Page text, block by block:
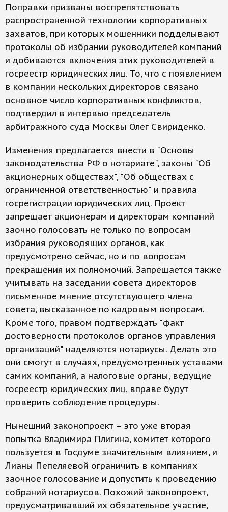
Поправки призваны воспрепятствовать
распространенной технологии корпоративных
захватов, при которых мошенники подделывают
протоколы об избрании руководителей компаний
и добиваются включения этих руководителей в
госреестр юридических лиц. То, что с появлением
в компании нескольких директоров связано
основное число корпоративных конфликтов,
подтвердил в интервью председатель
арбитражного суда Москвы Олег Свириденко.
Изменения предлагается внести в "Основы
законодательства РФ о нотариате", законы "Об
акционерных обществах", "Об обществах с
ограниченной ответственностью" и правила
госрегистрации юридических лиц. Проект
запрещает акционерам и директорам компаний
заочно голосовать не только по вопросам
избрания руководящих органов, как
предусмотрено сейчас, но и по вопросам
прекращения их полномочий. Запрещается также
учитывать на заседании совета директоров
письменное мнение отсутствующего члена
совета, высказанное по кадровым вопросам.
Кроме того, правом подтверждать "факт
достоверности протоколов органов управления
организаций" наделяются нотариусы. Делать это
они смогут в случаях, предусмотренных уставами
самих компаний, а налоговые органы, ведущие
госреестр юридических лиц, вправе будут
проверить соблюдение процедуры.
Нынешний законопроект – это уже вторая
попытка Владимира Плигина, комитет которого
пользуется в Госдуме значительным влиянием, и
Лианы Пепеляевой ограничить в компаниях
заочное голосование и допустить к проведению
собраний нотариусов. Похожий законопроект,
предусматривавший их обязательное участие,